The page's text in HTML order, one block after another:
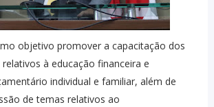
objetivo promover a capacitação dos
à educação financeira e
individual e familiar, além de
de temas relativos ao